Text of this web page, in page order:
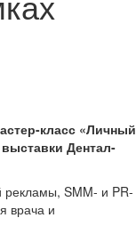
класс «Личный
Дентал-
рекламы, SMM- и PR-
врача и